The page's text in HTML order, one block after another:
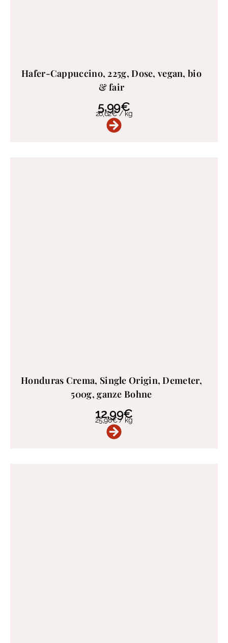
Hafer-Cappuccino, 225g, Dose, vegan, bio
& fair
5,99€
26,62€/kg
Honduras Crema, Single Origin, Demeter,
500g, ganze Bohne
12,99€
25,98€/ kg